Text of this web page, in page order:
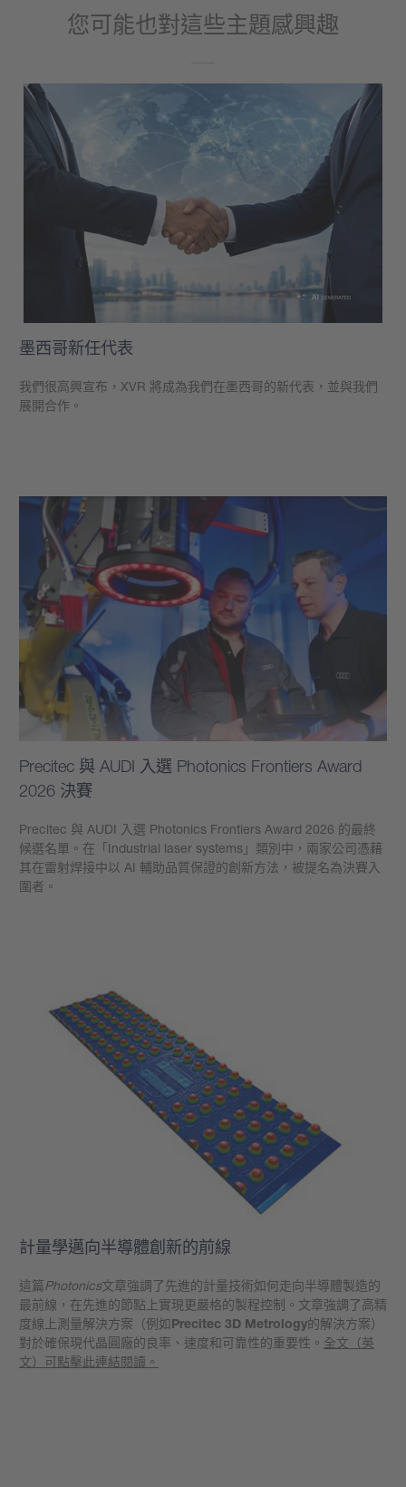
您可能也對這些主題感興趣
墨西哥新任代表
我們很高興宣布，XVR 將成為我們在墨西哥的新代表，並與我們
展開合作。
Precitec 與 AUDI 入選 Photonics Frontiers Award
2026 決賽
Precitec 與 AUDI 入選 Photonics Frontiers Award 2026 的最終
候選名單。在「Industrial laser systems」類別中，兩家公司憑藉
其在雷射焊接中以 AI 輔助品質保證的創新方法，被提名為決賽入
圍者。
計量學邁向半導體創新的前線
這篇Photonics文章強調了先進的計量技術如何走向半導體製造的
最前線，在先進的節點上實現更嚴格的製程控制。文章強調了高精
度線上測量解決方案（例如Precitec 3D Metrology的解決方案）
對於確保現代晶圓廠的良率、速度和可靠性的重要性。 全文（英
文）可點擊此連結閱讀。